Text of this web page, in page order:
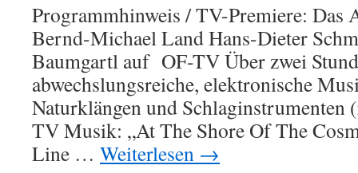
Programmhinweis / TV-Premiere: Das
Bernd-Michael Land Hans-Dieter
Baumgartl auf OF-TV Über zwei
abwechslungsreiche, elektronische
Naturklängen und Schlaginstrumenten
TV Musik: „At The Shore Of The
Line … Weiterlesen →